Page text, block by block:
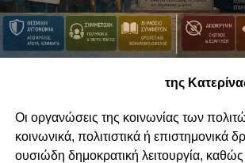
της
Οι οργανώσεις της κοινωνίας των
κοινωνικά, πολιτιστικά ή επιστημονικά
ουσιώδη δημοκρατική λειτουργία,